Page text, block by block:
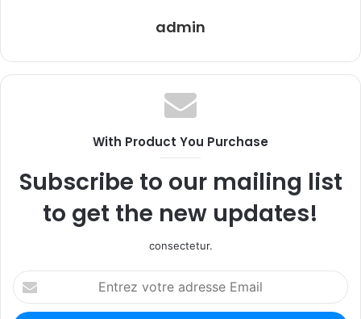
admin
With Product You Purchase
Subscribe to our mailing list
to get the new updates!
consectetur.
Entrez
votre
adresse